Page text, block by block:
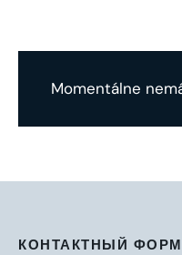
Momentálne
КОНТАКТНЫЙ